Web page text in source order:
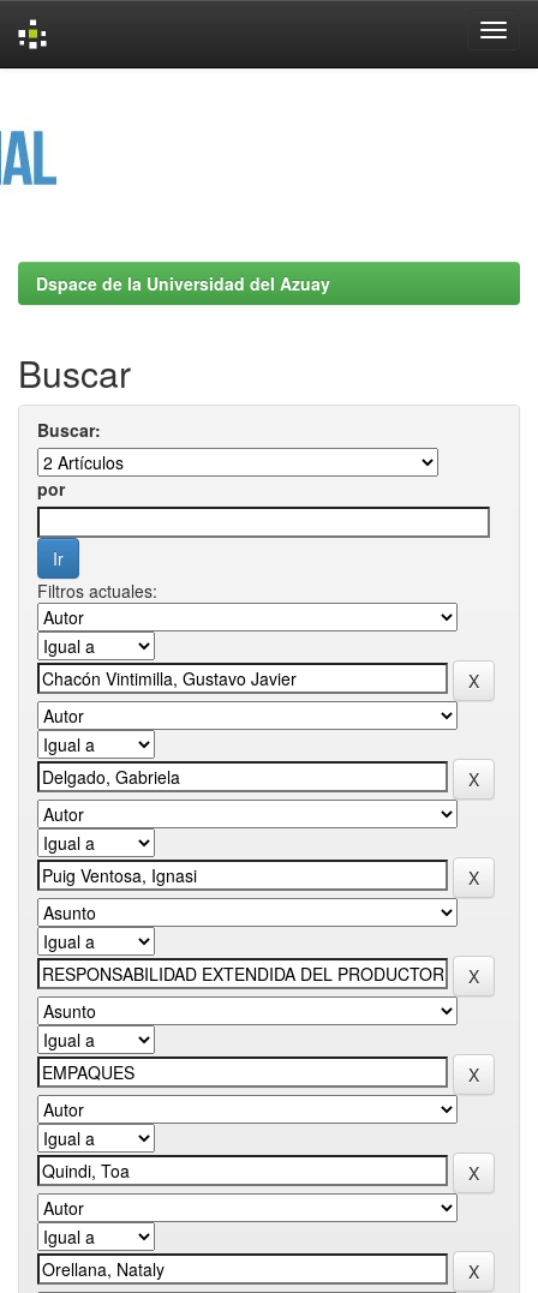
Dspace de la Universidad del Azuay
Buscar
Buscar:
por
Filtros actuales: